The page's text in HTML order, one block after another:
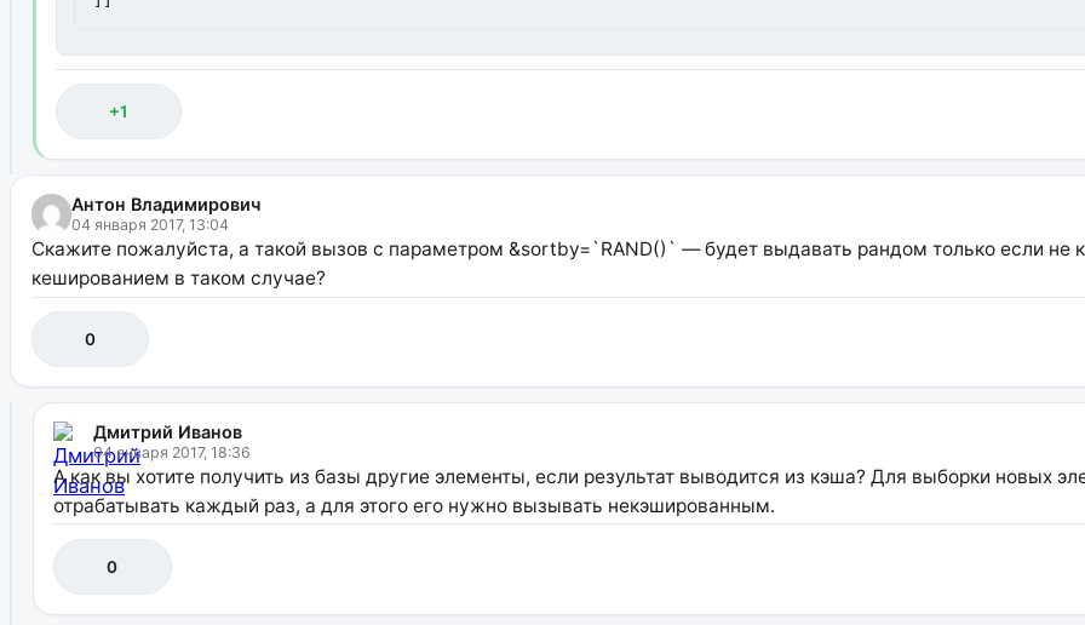
+1
Антон Владимирович
04 января 2017, 13:04
Скажите пожалуйста, а такой вызов с параметром &sortby=`RAND()` — будет выдавать рандом только если не
кешированием в таком случае?
0
Дмитрий Иванов
04 января 2017, 18:36
А как вы хотите получить из базы другие элементы, если результат выводится из кэша? Для выборки новых
отрабатывать каждый раз, а для этого его нужно вызывать некэшированным.
0